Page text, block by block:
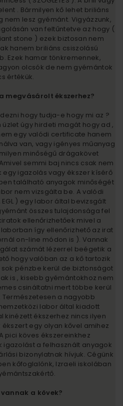
. Bármilyen kő lehet briliáns
nem lesz gyémánt. Vigyázzunk,
van feltűntetve az hogy (
stone ) ezek biztosan nem
hanem briliáns csiszolású
Ezek hamar tönkremennek,
olcsók de nem gyémántok
értékük.
ékszerhez?
hogy tudja-e hogy mi az ?
úgy hirdeti magát hogy ad ,
egy valódi certificate hanem
van, vagy igényes műanyag
minőségű drágakövet
semmi baj nincs csak nem
igazolás vagy ékszer kísérő
található anyagok minőségét
nem vizsgálta be. A valódi
EGL ) egy labor által bevizsgált
összes tulajdonsága fel
ellenőrizhetőek mivel a
így ellenőrizhető az irat
on-line módon is ). Vannak
számát lézerrel beégetik a
hogy valóban az a kő tartozik
pénzbe kerül de biztonságot
is , kisebb gyémántokhoz nem
csináltatni mert többe kerül
Természetesen a nagyobb
labor által kiadott
kinézett ékszerhez nincs ilyen
egy olyan kővel amihez
pici köves ékszereinkhez
igazolást a felhasznált anyagok
bizonylatnak hívjuk. Cégünk
kőfoglalónk, Izraeli iskolában
a kövek?